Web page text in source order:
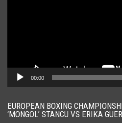
00:00
EUROPEAN BOXING
‘MONGOL’ STANCU VS ERIKA